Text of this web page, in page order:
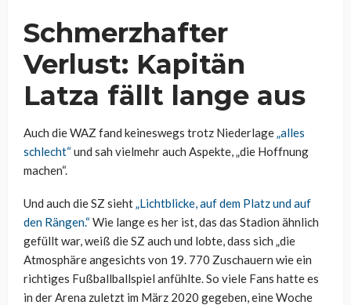
Schmerzhafter
Verlust: Kapitän
Latza fällt lange aus
Auch die WAZ fand keineswegs trotz Niederlage„alles
schlecht“und sah vielmehr auch Aspekte, „die Hoffnung
machen“.
Und auch die SZ sieht„Lichtblicke, auf dem Platz und auf
den Rängen.“Wie lange es her ist, das das Stadion ähnlich
gefüllt war, weiß die SZ auch und lobte, dass sich „die
Atmosphäre angesichts von 19. 770 Zuschauern wie ein
richtiges Fußballballspiel anfühlte. So viele Fans hatte es
in der Arena zuletzt im März 2020 gegeben, eine Woche